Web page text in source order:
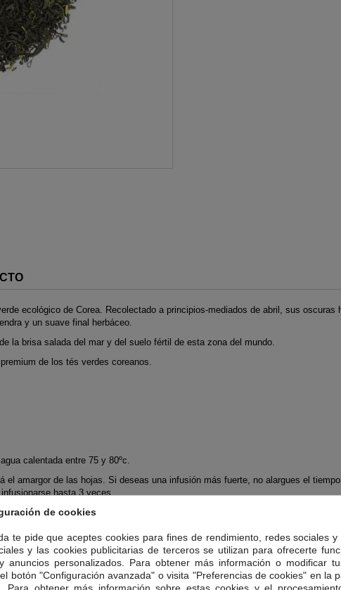
ecológico de Corea. Recolectado a principios-mediados de abril, sus
y un suave final herbáceo.
la brisa salada del mar y del suelo fértil de esta zona del mundo.
de los tés verdes coreanos.
calentada entre 75 y 80ºc.
el amargor de las hojas. Si deseas una infusión más fuerte, no alargues el
hasta 3 veces.
de cookies
te pide que aceptes cookies para fines de rendimiento, redes sociales y
y las cookies publicitarias de terceros se utilizan para ofrecerte
anuncios personalizados. Para obtener más información o modificar
botón "Configuración avanzada" o visita "Preferencias de cookies" en la
Para obtener más información sobre estas cookies y el